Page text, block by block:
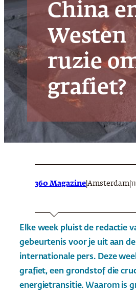
China
Westen
ruzie
grafiet?
360 Magazine Amsterdam
Elke week pluist de redactie
gebeurtenis voor je uit aan
internationale pers. Deze
grafiet, een grondstof die
energietransitie. Waarom is